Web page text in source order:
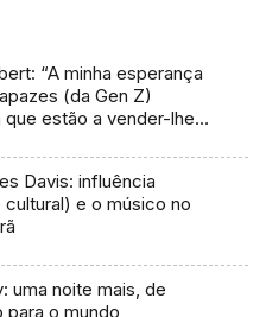
“A minha esperança
(da Gen Z)
estão a vender-lhes
Davis: influência
cultural) e o músico no
uma noite mais, de
para o mundo